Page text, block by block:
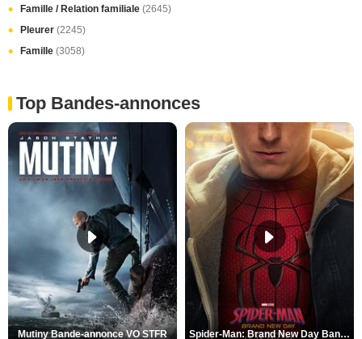
Famille / Relation familiale (2645)
Pleurer (2245)
Famille (3058)
Top Bandes-annonces
Mutiny Bande-annonce VO STFR Spider-Man: Brand New Day Bande-annonce VO STFR